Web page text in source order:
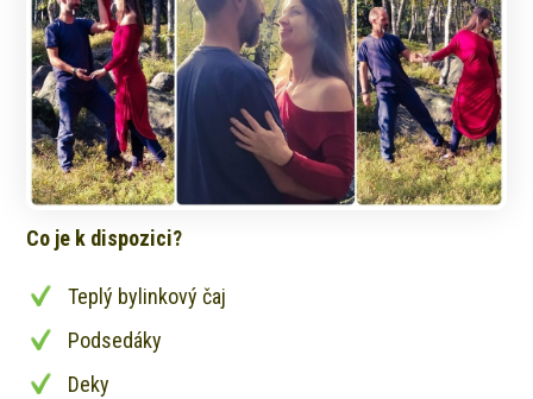
Co je k dispozici?
Teplý bylinkový čaj
Podsedáky
Deky